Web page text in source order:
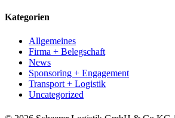
Kategorien
Allgemeines
Firma + Belegschaft
News
Sponsoring + Engagement
Transport + Logistik
Uncategorized